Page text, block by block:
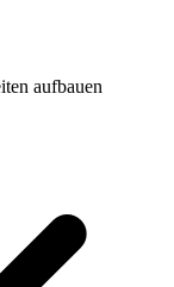
aufbauen